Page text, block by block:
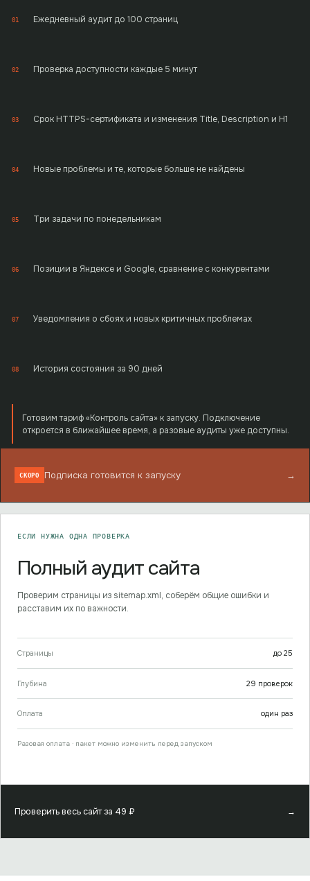
01 Ежедневный аудит до 100 страниц
02 Проверка доступности каждые 5 минут
03 Срок HTTPS-сертификата и изменения Title, Description и H1
04 Новые проблемы и те, которые больше не найдены
05 Три задачи по понедельникам
06 Позиции в Яндексе и Google, сравнение с конкурентами
07 Уведомления о сбоях и новых критичных проблемах
08 История состояния за 90 дней
Готовим тариф «Контроль сайта» к запуску. Подключение
откроется в ближайшее время, а разовые аудиты уже доступны.
СКОРО Подписка готовится к запуску →
ЕСЛИ НУЖНА ОДНА ПРОВЕРКА
Полный аудит сайта
Проверим страницы из sitemap.xml, соберём общие ошибки и
расставим их по важности.
Страницы до 25
Глубина 29 проверок
Оплата один раз
Разовая оплата · пакет можно изменить перед запуском
Проверить весь сайт за 49 ₽ →